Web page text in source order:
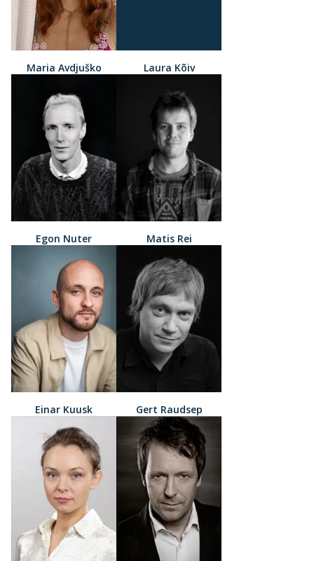
Maria Avdjuško Laura Kõiv
Egon Nuter Matis Rei
Einar Kuusk Gert Raudsep